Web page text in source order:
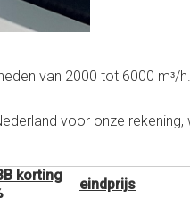
van 2000 tot 6000
voor onze
korting
eindprijs